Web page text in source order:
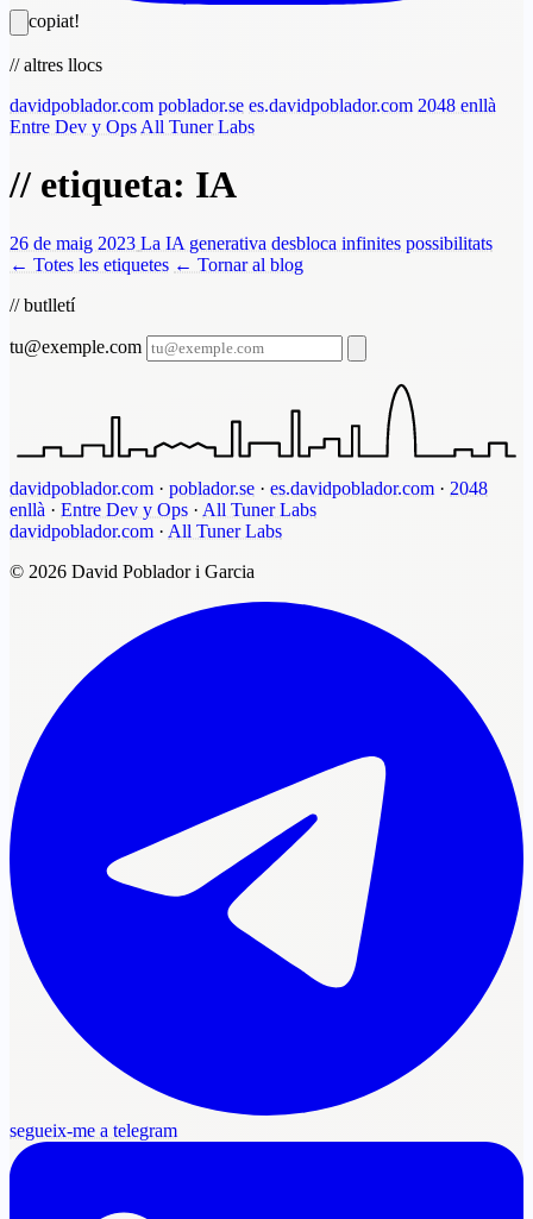
copiat!
// altres llocs
davidpoblador.com poblador.se es.davidpoblador.com 2048 enllà
Entre Dev y Ops All Tuner Labs
// etiqueta: IA
26 de maig 2023 La IA generativa desbloca infinites possibilitats
← Totes les etiquetes ← Tornar al blog
// butlletí
tu@exemple.com
davidpoblador.com · poblador.se · es.davidpoblador.com · 2048
enllà · Entre Dev y Ops · All Tuner Labs
davidpoblador.com · All Tuner Labs
© 2026 David Poblador i Garcia
segueix-me a telegram